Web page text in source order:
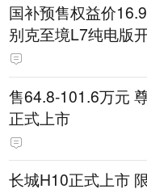
国补预售权益价
别克至境L7纯电版
售64.8-101.6万元
正式上市
长城H10正式上市